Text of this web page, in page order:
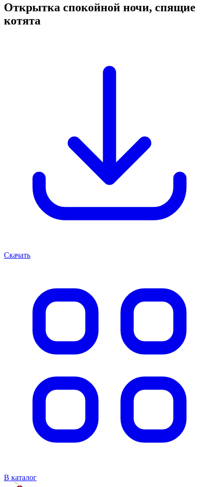
Открытка спокойной ночи, спящие
котята
Скачать
В каталог